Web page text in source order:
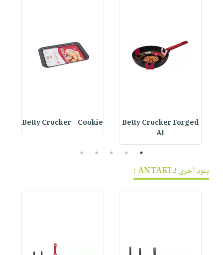
Betty Crocker Forged
Al
Betty Crocker – Cookie
1
2
3
4
5
بنود أخرى لـ ANTAKI :